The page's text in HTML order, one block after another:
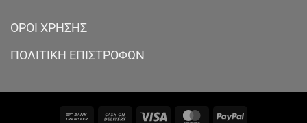
ΟΡΟΙ ΧΡΗΣΗΣ
ΠΟΛΙΤΙΚΗ ΕΠΙΣΤΡΟΦΩΝ
Bank Cash Visa MasterCard
PayPal